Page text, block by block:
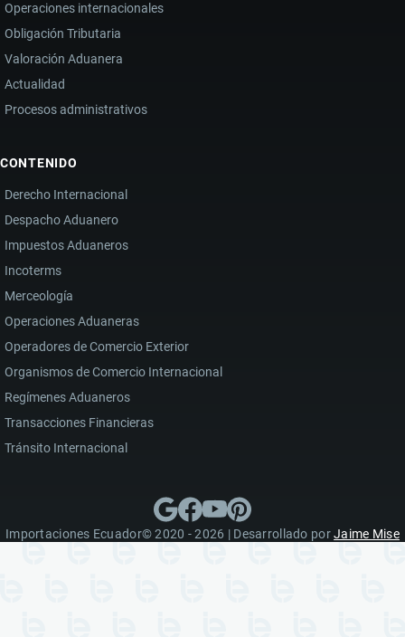
Operaciones internacionales
Obligación Tributaria
Valoración Aduanera
Actualidad
Procesos administrativos
CONTENIDO
Derecho Internacional
Despacho Aduanero
Impuestos Aduaneros
Incoterms
Merceología
Operaciones Aduaneras
Operadores de Comercio Exterior
Organismos de Comercio Internacional
Regímenes Aduaneros
Transacciones Financieras
Tránsito Internacional
Importaciones Ecuador© 2020 - 2026 | Desarrollado porJaime Mise